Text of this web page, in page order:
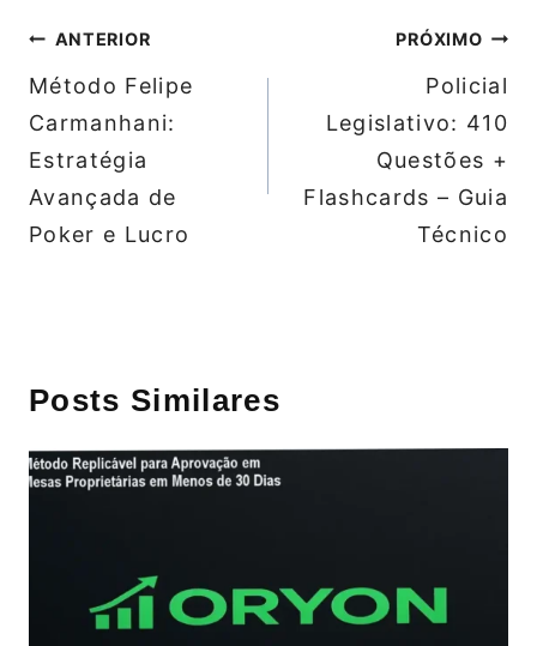
Navegação
de
Post
ANTERIOR
Método Felipe
Carmanhani:
Estratégia
Avançada de
Poker e Lucro
PRÓXIMO
Policial
Legislativo: 410
Questões +
Flashcards – Guia
Técnico
Posts Similares